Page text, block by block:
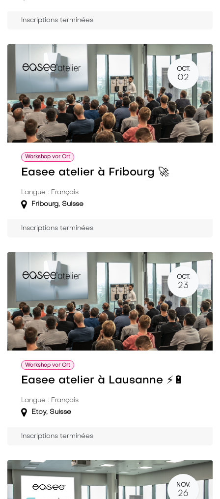
Inscriptions terminées
OCT.
02
Workshop vor Ort
Easee atelier à Fribourg 🚀
Langue : Français
Fribourg, Suisse
Inscriptions terminées
OCT.
23
Workshop vor Ort
Easee atelier à Lausanne ⚡️🔋
Langue : Français
Etoy, Suisse
Inscriptions terminées
NOV.
26